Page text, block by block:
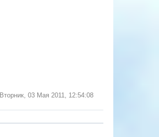
Вторник, 03 Мая 2011, 12:54:08